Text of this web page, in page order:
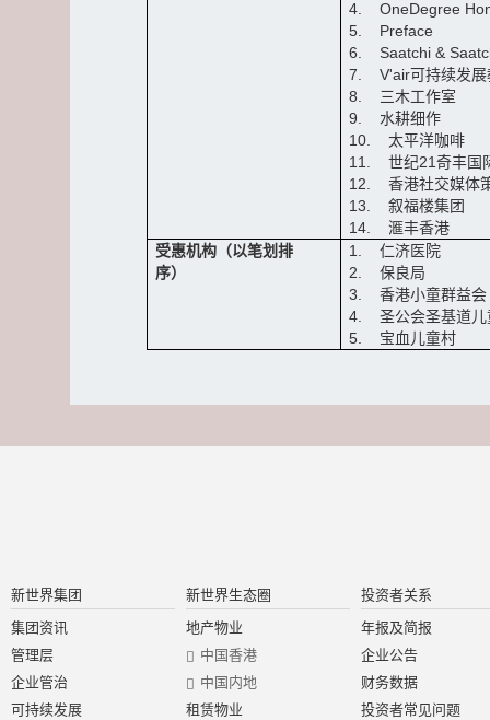
4. OneDegree
5. Preface
6. Saatchi &
7. V'air可持续发展
8. 三木工作室
9. 水耕细作
10. 太平洋咖啡
11. 世纪21奇丰国
12. 香港社交媒体
13. 叙福楼集团
14. 滙丰香港
受惠机构（以笔划排
序）
1. 仁济医院
2. 保良局
3. 香港小童群益会
4. 圣公会圣基道儿
5. 宝血儿童村
新世界集团
集团资讯
管理层
企业管治
可持续发展
新世界生态圈
地产物业
中国香港
中国内地
租赁物业
投资者关系
年报及简报
企业公告
财务数据
投资者常见问题